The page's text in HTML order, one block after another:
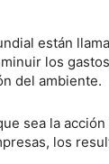
están
los
del ambiente.
sea la
los